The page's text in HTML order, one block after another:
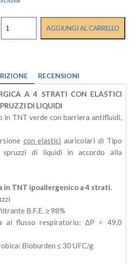
AGGIUNGI AL CARRELLO
RECENSIONI
A 4 STRATI CON ELASTICI
DI LIQUIDI
in TNT verde con barriera antifluidi,
con elastici auricolari di Tipo
di liquidi in accordo alla
in TNT ipoallergenico a 4 strati.
B.F.E. ≥ 98%
al flusso respiratorio: ∆P < 49,0
Bioburden ≤ 30 UFC/g